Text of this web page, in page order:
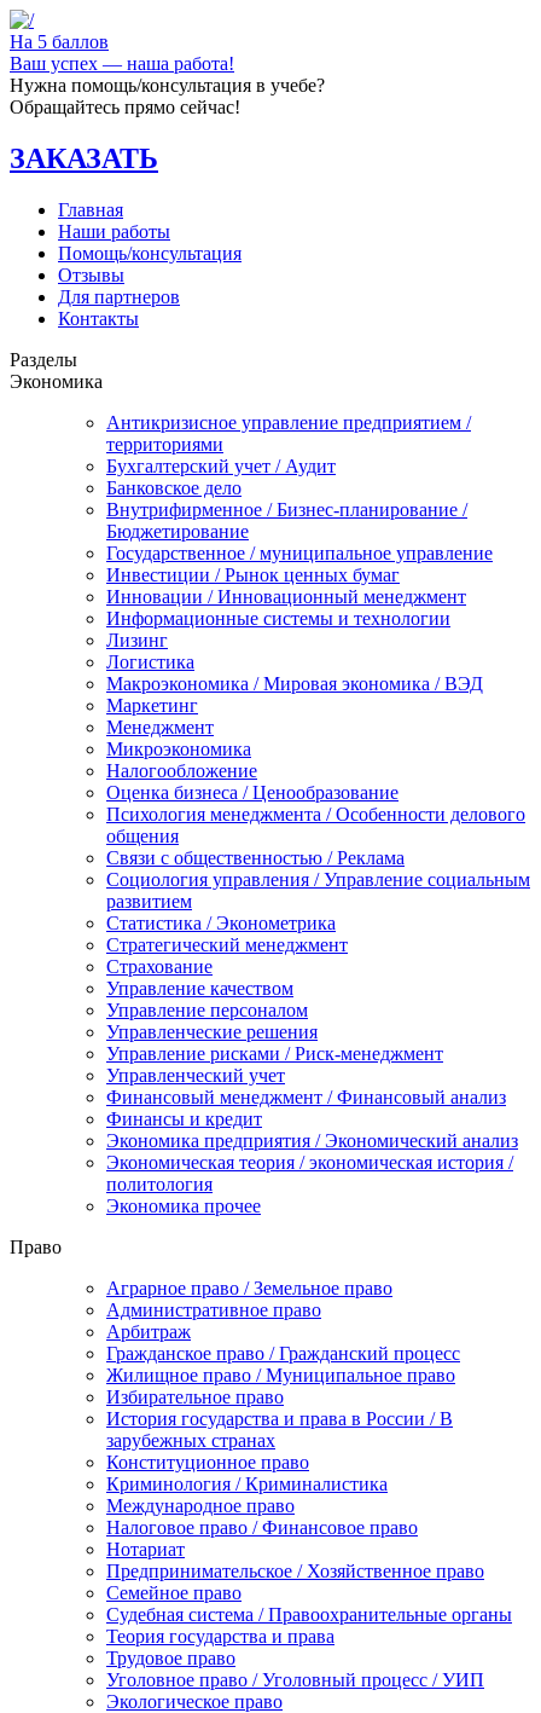
На 5 баллов
Ваш успех — наша работа!
Нужна помощь/консультация в учебе?
Обращайтесь прямо сейчас!
ЗАКАЗАТЬ
Главная
Наши работы
Помощь/консультация
Отзывы
Для партнеров
Контакты
Разделы
Экономика
Антикризисное управление предприятием /
территориями
Бухгалтерский учет / Аудит
Банковское дело
Внутрифирменное / Бизнес-планирование /
Бюджетирование
Государственное / муниципальное управление
Инвестиции / Рынок ценных бумаг
Инновации / Инновационный менеджмент
Информационные системы и технологии
Лизинг
Логистика
Макроэкономика / Мировая экономика / ВЭД
Маркетинг
Менеджмент
Микроэкономика
Налогообложение
Оценка бизнеса / Ценообразование
Психология менеджмента / Особенности делового
общения
Связи с общественностью / Реклама
Социология управления / Управление социальным
развитием
Статистика / Эконометрика
Стратегический менеджмент
Страхование
Управление качеством
Управление персоналом
Управленческие решения
Управление рисками / Риск-менеджмент
Управленческий учет
Финансовый менеджмент / Финансовый анализ
Финансы и кредит
Экономика предприятия / Экономический анализ
Экономическая теория / экономическая история /
политология
Экономика прочее
Право
Аграрное право / Земельное право
Административное право
Арбитраж
Гражданское право / Гражданский процесс
Жилищное право / Муниципальное право
Избирательное право
История государства и права в России / В
зарубежных странах
Конституционное право
Криминология / Криминалистика
Международное право
Налоговое право / Финансовое право
Нотариат
Предпринимательское / Хозяйственное право
Семейное право
Судебная система / Правоохранительные органы
Теория государства и права
Трудовое право
Уголовное право / Уголовный процесс / УИП
Экологическое право